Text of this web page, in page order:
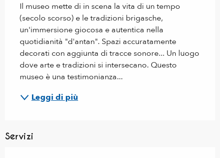
Il museo mette di in scena la vita di un tempo
(secolo scorso) e le tradizioni brigasche,
un'immersione giocosa e autentica nella
quotidianità "d'antan". Spazi accuratamente
decorati con aggiunta di tracce sonore... Un luogo
dove arte e tradizioni si intersecano. Questo
museo è una testimonianza...
Leggi di più
Servizi